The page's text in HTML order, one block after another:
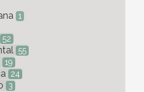
1
52
55
19
24
3